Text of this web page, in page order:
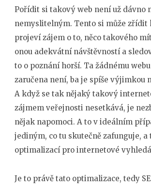
Pořídit si takový web není už dávno
nemyslitelným. Tento si může zřídit
projeví zájem o to, něco takového
onou adekvátní návštěvností a
to o poznání horší. Ta žádnému
zaručena není, ba je spíše výjimkou
A když se tak nějaký takový
zájmem veřejnosti nesetkává, je
nějak napomoci. A to v ideálním
jediným, co tu skutečně zafunguje, a
optimalizací pro internetové
Je to právě tato optimalizace, tedy